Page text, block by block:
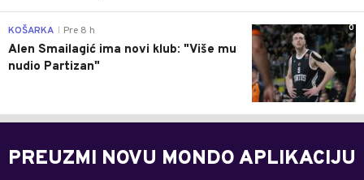
0
KOŠARKA Pre 8 h
Alen Smailagić ima novi klub: "Više mu
nudio Partizan"
PREUZMI NOVU MONDO APLIKACIJU